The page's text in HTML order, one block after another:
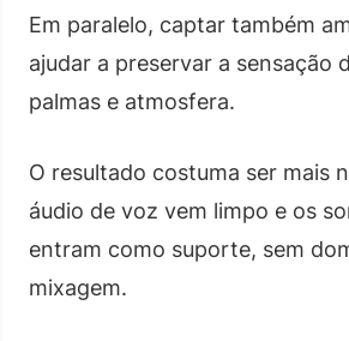
Em paralelo, captar também
ajudar a preservar a sensação
palmas e atmosfera.
O resultado costuma ser mais
áudio de voz vem limpo e os
entram como suporte, sem
mixagem.